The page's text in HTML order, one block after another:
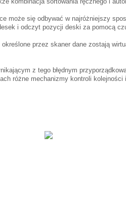
może się odbywać w najróżniejszy
i odczyt pozycji deski za pomocą
przez skaner dane zostają
z tego błędnym
różne mechanizmy kontroli